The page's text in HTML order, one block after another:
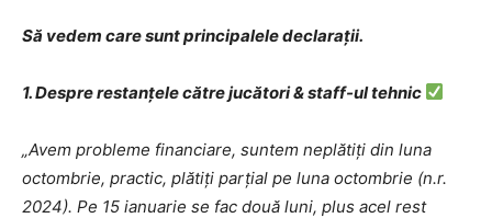
Să vedem care sunt principalele declarații.
1. Despre restanțele către jucători & staff-ul tehnic
„Avem probleme financiare, suntem neplătiți din luna
octombrie, practic, plătiți parțial pe luna octombrie (n.r.
2024). Pe 15 ianuarie se fac două luni, plus acel rest